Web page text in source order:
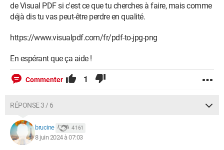
de Visual PDF si c'est ce que tu cherches à faire, mais comme
déjà dis tu vas peut-être perdre en qualité.
https://www.visualpdf.com/fr/pdf-to-jpg-png
En espérant que ça aide !
Commenter 1
RÉPONSE 3 / 6
brucine 4 161
8 juin 2024 à 07:03